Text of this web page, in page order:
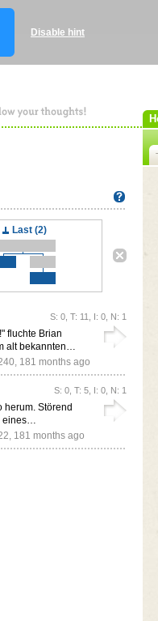
Disable hint
Last (2)
fluchte Brian
alt bekannten…
181 months ago
S: 0, T: 11, I: 0, N: 1
herum. Störend
eines…
181 months ago
S: 0, T: 5, I: 0, N: 1